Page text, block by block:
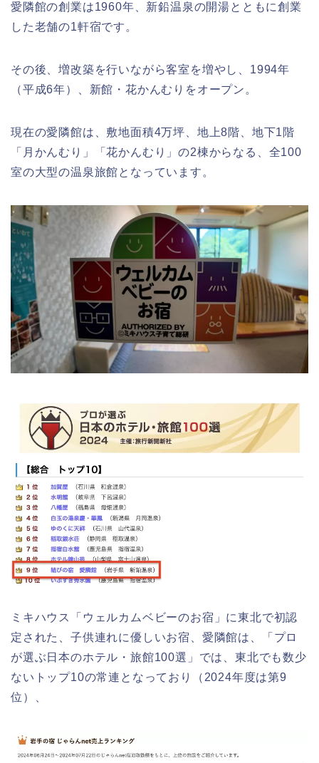
愛隣館の創業は1960年、新鉛温泉の開湯とともに創業
した老舗の1軒宿です。
その後、増改築を行いながら客室を増やし、1994年
（平成6年）、新館・花かんむりをオープン。
現在の愛隣館は、敷地面積4万坪、地上8階、地下1階
「月かんむり」「花かんむり」の2棟からなる、全100
室の大型の温泉旅館となっています。
ミキハウス「ウェルカムベビーのお宿」に東北で初認
定された、子供連れに優しいお宿、愛隣館は、「プロ
が選ぶ日本のホテル・旅館100選」では、東北でも数少
ないトップ10の常連となっており（2024年度は第9
位）、